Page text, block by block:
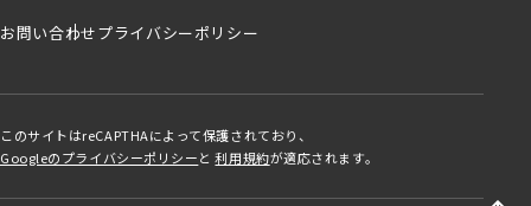
お問い合わせプライバシーポリシー
このサイトはreCAPTHAによって保護されており、
Googleのプライバシーポリシーと利用規約が適応されます。